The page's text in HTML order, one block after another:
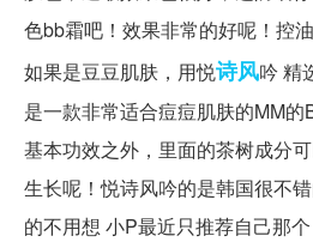
色bb霜吧！效果非常的好呢！控
如果是豆豆肌肤，用悦诗风吟 精
是一款非常适合痘痘肌肤的MM
基本功效之外，里面的茶树成分
生长呢！悦诗风吟的是韩国很不
的不用想 小P最近只推荐自己那